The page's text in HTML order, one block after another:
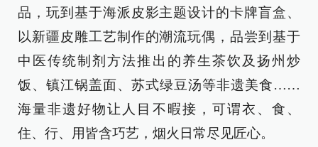
品，玩到基于海派皮影主题设计的卡牌盲盒、
以新疆皮雕工艺制作的潮流玩偶，品尝到基于
中医传统制剂方法推出的养生茶饮及扬州炒
饭、镇江锅盖面、苏式绿豆汤等非遗美食……
海量非遗好物让人目不暇接，可谓衣、食、
住、行、用皆含巧艺，烟火日常尽见匠心。